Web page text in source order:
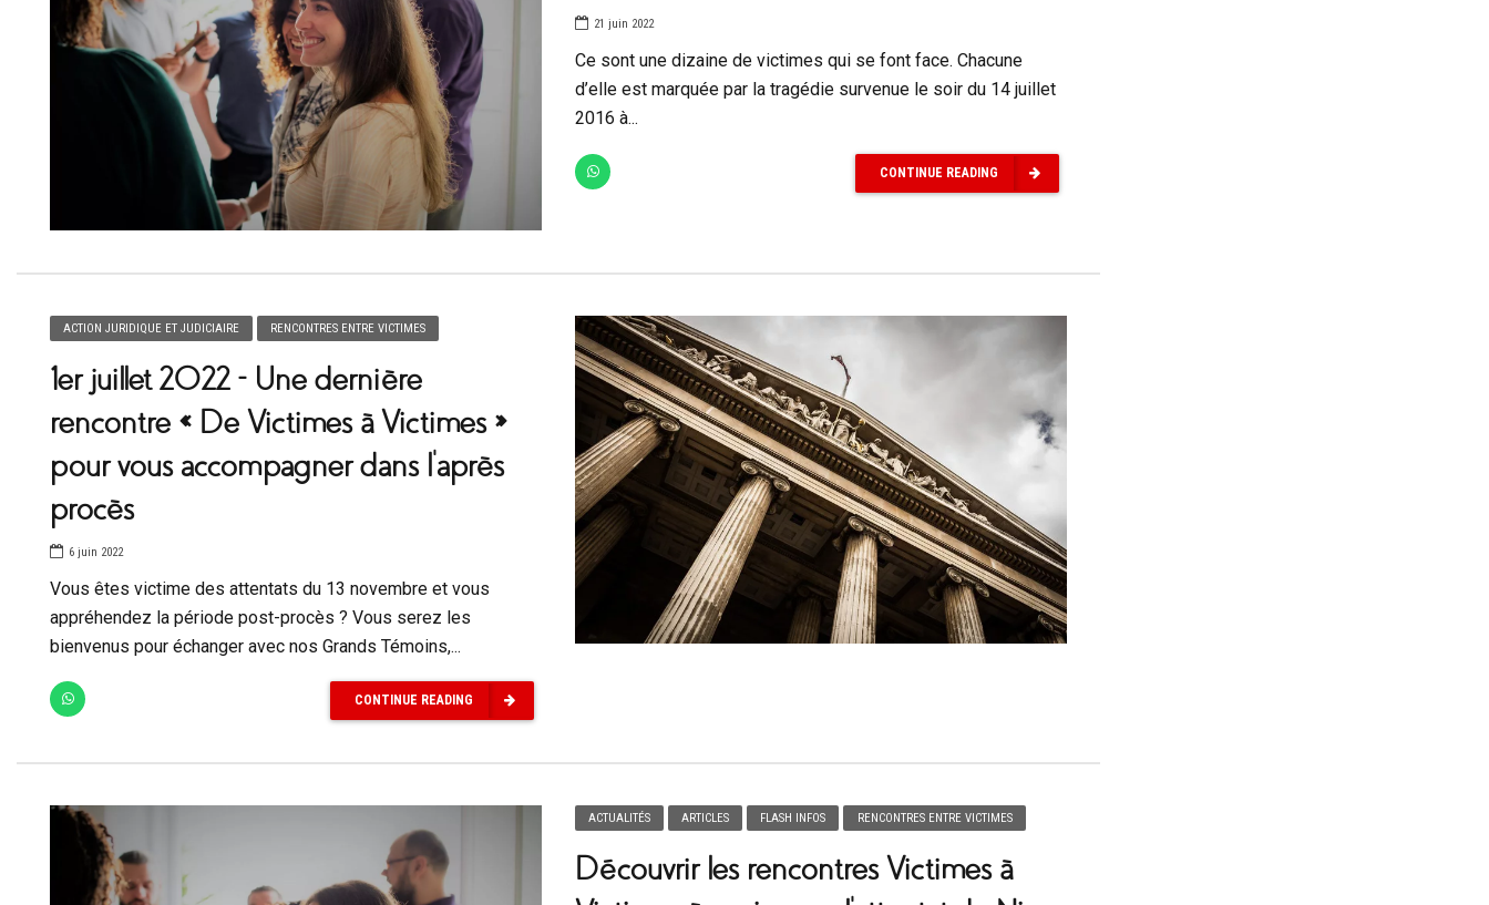
21 juin 2022
Ce sont une dizaine de victimes qui se font face. Chacune
d’elle est marquée par la tragédie survenue le soir du 14 juillet
2016 à...
CONTINUE READING
ACTION JURIDIQUE ET JUDICIAIRE RENCONTRES ENTRE VICTIMES
1er juillet 2022 – Une dernière
rencontre « De Victimes à Victimes »
pour vous accompagner dans l’après
procès
6 juin 2022
Vous êtes victime des attentats du 13 novembre et vous
appréhendez la période post-procès ? Vous serez les
bienvenus pour échanger avec nos Grands Témoins,...
CONTINUE READING
ACTUALITÉS ARTICLES FLASH INFOS RENCONTRES ENTRE VICTIMES
Découvrir les rencontres Victimes à